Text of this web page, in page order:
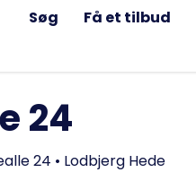
Søg Få et tilbud
24
24 • Lodbjerg Hede